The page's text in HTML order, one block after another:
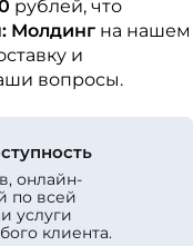
рублей, что
Молдинг на нашем
и
вопросы.
онлайн-
по всей
услуги
клиента.